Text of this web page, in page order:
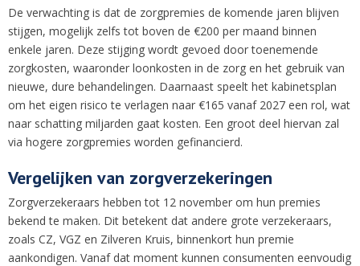
De verwachting is dat de zorgpremies de komende jaren blijven
stijgen, mogelijk zelfs tot boven de €200 per maand binnen
enkele jaren. Deze stijging wordt gevoed door toenemende
zorgkosten, waaronder loonkosten in de zorg en het gebruik van
nieuwe, dure behandelingen. Daarnaast speelt het kabinetsplan
om het eigen risico te verlagen naar €165 vanaf 2027 een rol, wat
naar schatting miljarden gaat kosten. Een groot deel hiervan zal
via hogere zorgpremies worden gefinancierd.
Vergelijken van zorgverzekeringen
Zorgverzekeraars hebben tot 12 november om hun premies
bekend te maken. Dit betekent dat andere grote verzekeraars,
zoals CZ, VGZ en Zilveren Kruis, binnenkort hun premie
aankondigen. Vanaf dat moment kunnen consumenten eenvoudig